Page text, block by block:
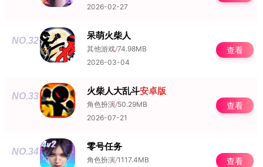
2026-02-27
NO.32 呆萌火柴人
其他游戏/74.98MB
2026-03-04
查看
NO.33 火柴人大乱斗安卓版
角色扮演/50.29MB
2026-07-21
查看
NO.34 零号任务
角色扮演/1117.4MB
查看